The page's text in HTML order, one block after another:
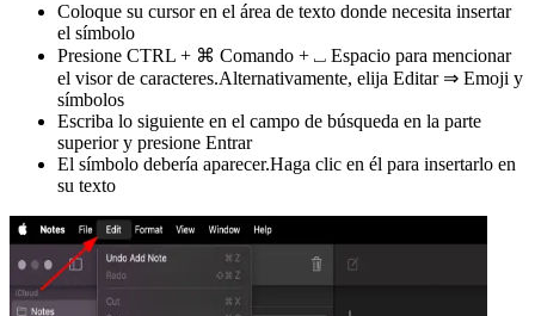
Coloque su cursor en el área de texto donde necesita insertar
el símbolo
Presione CTRL + ⌘ Comando + ⎵ Espacio para mencionar
el visor de caracteres.Alternativamente, elija Editar ⇒ Emoji y
símbolos
Escriba lo siguiente en el campo de búsqueda en la parte
superior y presione Entrar
El símbolo debería aparecer.Haga clic en él para insertarlo en
su texto